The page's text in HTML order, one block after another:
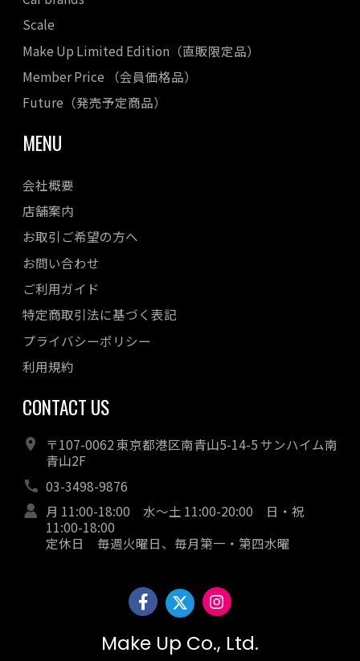
Scale
Make Up Limited Edition（直販限定品）
Member Price （会員価格品）
Future（発売予定商品）
MENU
会社概要
店舗案内
お取引ご希望の方へ
お問い合わせ
ご利用ガイド
特定商取引法に基づく表記
プライバシーポリシー
利用規約
CONTACT US
〒107-0062 東京都港区南青山5-14-5 サンハイム南
青山2F
03-3498-9876
月 11:00-18:00 水～土 11:00-20:00 日・祝
11:00-18:00
定休日 毎週火曜日、毎月第一・第四水曜
Make Up Co., Ltd.